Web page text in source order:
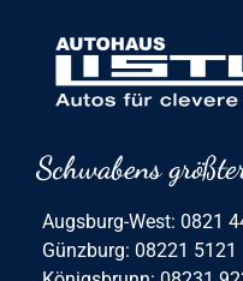
Schwabens
Augsburg-West: 0821
Günzburg: 08221 5121